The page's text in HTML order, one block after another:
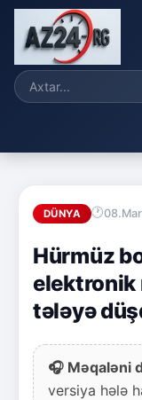
DÜNYA
Hürmüz
elektronik
tələyə
🎧 Məqaləni
versiya hələ